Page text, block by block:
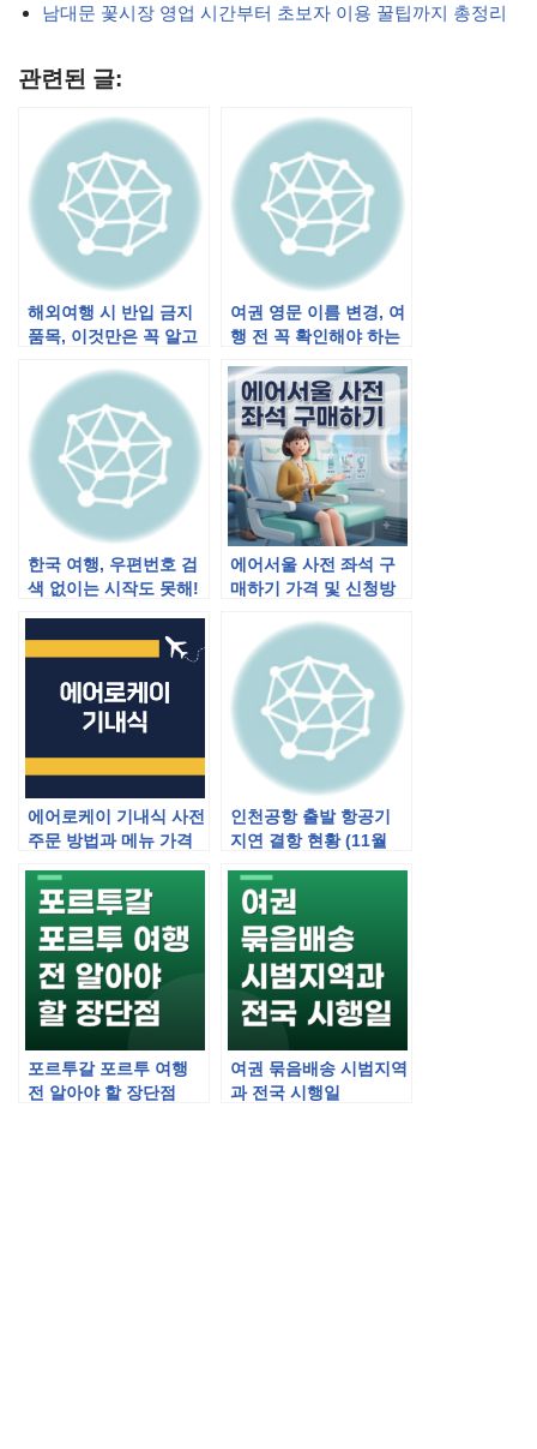
남대문 꽃시장 영업 시간부터 초보자 이용 꿀팁까지 총정리
관련된 글:
해외여행 시 반입 금지
품목, 이것만은 꼭 알고
여권 영문 이름 변경, 여
행 전 꼭 확인해야 하는
한국 여행, 우편번호 검
색 없이는 시작도 못해!
에어서울 사전 좌석 구
매하기 가격 및 신청방
에어로케이 기내식 사전
주문 방법과 메뉴 가격
인천공항 출발 항공기
지연 결항 현황 (11월
포르투갈 포르투 여행
전 알아야 할 장단점
여권 묶음배송 시범지역
과 전국 시행일